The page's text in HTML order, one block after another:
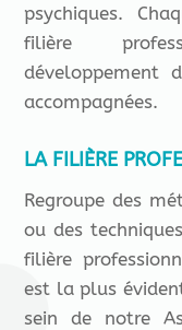
psychiques.
filière
développement
accompagnées.
LA FILIÈRE
Regroupe des
ou des
filière
est la plus
sein de notre